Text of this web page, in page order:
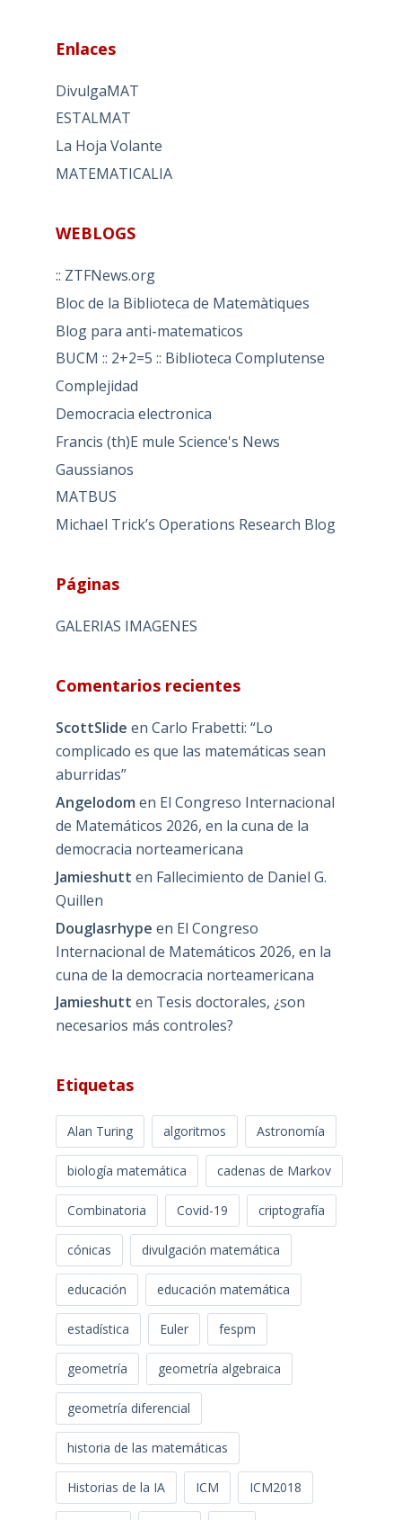
Enlaces
DivulgaMAT
ESTALMAT
La Hoja Volante
MATEMATICALIA
WEBLOGS
:: ZTFNews.org
Bloc de la Biblioteca de Matemàtiques
Blog para anti-matematicos
BUCM :: 2+2=5 :: Biblioteca Complutense
Complejidad
Democracia electronica
Francis (th)E mule Science's News
Gaussianos
MATBUS
Michael Trick’s Operations Research Blog
Páginas
GALERIAS IMAGENES
Comentarios recientes
ScottSlide en Carlo Frabetti: “Lo
complicado es que las matemáticas sean
aburridas”
Angelodom en El Congreso Internacional
de Matemáticos 2026, en la cuna de la
democracia norteamericana
Jamieshutt en Fallecimiento de Daniel G.
Quillen
Douglasrhype en El Congreso
Internacional de Matemáticos 2026, en la
cuna de la democracia norteamericana
Jamieshutt en Tesis doctorales, ¿son
necesarios más controles?
Etiquetas
Alan Turing algoritmos Astronomía
biología matemática cadenas de Markov
Combinatoria Covid-19 criptografía
cónicas divulgación matemática
educación educación matemática
estadística Euler fespm
geometría geometría algebraica
geometría diferencial
historia de las matemáticas
Historias de la IA ICM ICM2018